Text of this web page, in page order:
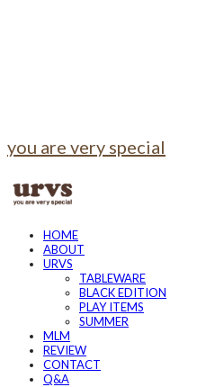
you are very special
HOME
ABOUT
URVS
TABLEWARE
BLACK EDITION
PLAY ITEMS
SUMMER
MLM
REVIEW
CONTACT
Q&A